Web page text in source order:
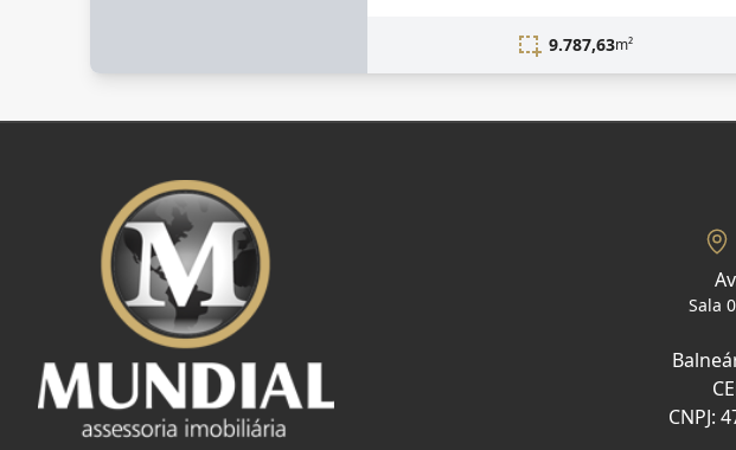
9.787,63m²
Sala
CNPJ: